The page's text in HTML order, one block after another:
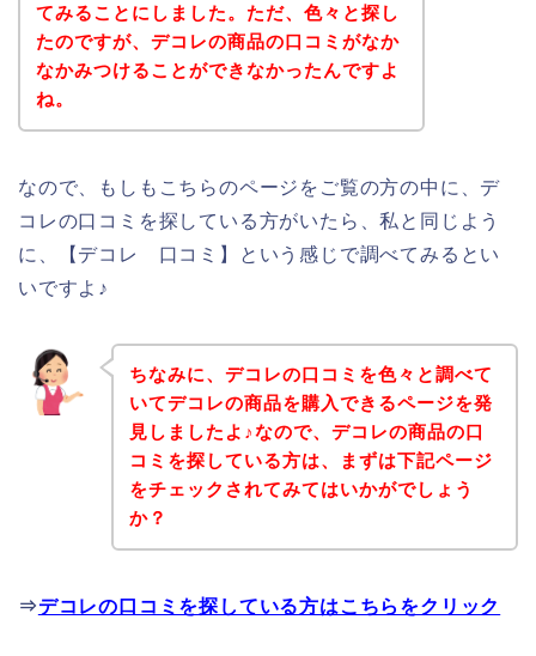
てみることにしました。ただ、色々と探し
たのですが、デコレの商品の口コミがなか
なかみつけることができなかったんですよ
ね。
なので、もしもこちらのページをご覧の方の中に、デ
コレの口コミを探している方がいたら、私と同じよう
に、【デコレ 口コミ】という感じで調べてみるとい
いですよ♪
ちなみに、デコレの口コミを色々と調べて
いてデコレの商品を購入できるページを発
見しましたよ♪なので、デコレの商品の口
コミを探している方は、まずは下記ページ
をチェックされてみてはいかがでしょう
か？
⇒デコレの口コミを探している方はこちらをクリック